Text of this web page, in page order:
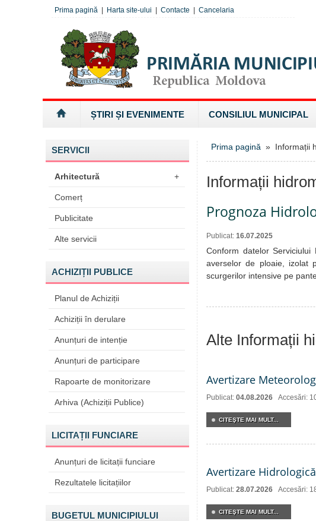
Prima pagină Harta site-ului Contacte Cancelaria
ȘTIRI ȘI EVENIMENTE CONSILIUL MUNICIPAL
SERVICII
Arhitectură +
Comerț
Publicitate
Alte servicii
ACHIZIȚII PUBLICE
Planul de Achiziții
Achiziții în derulare
Anunțuri de intenție
Anunțuri de participare
Rapoarte de monitorizare
Arhiva (Achiziții Publice)
LICITAȚII FUNCIARE
Anunțuri de licitații funciare
Rezultatele licitațiilor
BUGETUL MUNICIPIULUI
Prima pagină » Informații
Informații
Prognoza
Publicat: 16.07.2025
Conform datelor
averselor de ploaie, izolat
scurgerilor intensive pe
Alte Informații
Avertizare
Publicat: 04.08.2026 Accesări:
CITEŞTE MAI MULT...
Avertizare Hidrologică
Publicat: 28.07.2026 Accesări:
CITEŞTE MAI MULT...